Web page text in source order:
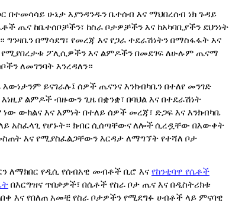
በተመሳሳይ ሁኔታ እያንዳንዱን ቤተሰብ እና ማህበረሰብ ነክ ጉዳይ
ጤና ከቤተሰቦቻችን፣ ከስራ ቦታዎቻችን እና ከአካባቢያችን ደህንነት
ግንዛቤን በማሳደግ፣ የመረጃ እና የጋራ ተደራሽነትን በማስፋፋት እና
የሚያበረታቱ ፖሊሲዎችን እና ልምዶችን በመደገፍ ለሁሉም ጤናማ
ለመገንባት እንረዳለን።
እውነታንም ይናገራሉ፤ ሰዎች ጤናንና እንክብካቤን በተለየ መንገድ
እነዚያ ልምዶች ብዙውን ጊዜ በቋንቋ፣ በባህል እና በተደራሽነት
ውክልና እና እምነት በተለይ ሰዎች መረጃ፣ ድጋፍ እና እንክብካቤ
አስፈላጊ የሆኑት። ክብር ሲሰጣቸውናለሎችሲረዷቸው በእውቀት
እና የሚያስፈልጋቸውን እርዳታ ለማግኘት የተሻለ ቦታ
ለማክበር የዲሲ የሰብአዊ መብቶች ቢሮ እና የከንቲባዋ የሴቶች
በእርግዝና ጥበቃዎች፣ በሴቶች የስራ ቦታ ጤና እና በዲስትሪክቱ
እና የበለጠ አመቺ የስራ ቦታዎችን የሚደግፉ ሀብቶች ላይ ምናባዊ